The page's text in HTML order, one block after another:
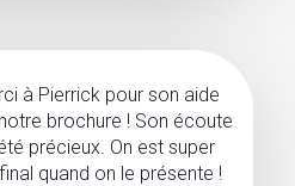
à Pierrick pour son aide
brochure ! Son écoute
précieux. On est super
quand on le présente !